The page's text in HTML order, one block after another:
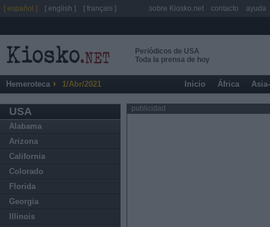
Periódicos de USA
Toda la prensa de hoy
Hemeroteca 1/Abr/2021 Inicio África
USA
Alabama
Arizona
California
Colorado
Florida
Georgia
Illinois
publicidad
[ español ] [ english ] [ français ] sobre Kiosko.net contacto ayuda